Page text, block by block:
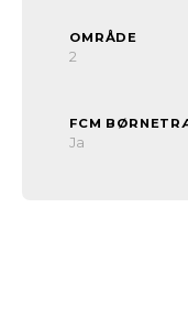
OMRÅDE
2
FCM
Ja